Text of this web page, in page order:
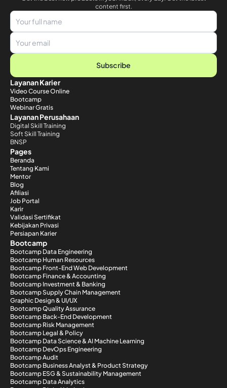
content first.
Subscribe
Layanan Karier
Video Course Online
Bootcamp
Webinar Gratis
Layanan Perusahaan
Digital Skill Training
Soft Skill Training
BNSP
Pages
Beranda
Tentang Kami
Mentor
Blog
Afiliasi
Job Portal
Karir
Validasi Sertifikat
Kebijakan Privasi
Persiapan Karier
Bootcamp
Bootcamp Data Engineering
Bootcamp Human Resources
Bootcamp Front-End Web Development
Bootcamp Finance & Accounting
Bootcamp Investment & Banking
Bootcamp Supply Chain Management
Graphic Design & UI/UX
Bootcamp Quality Assurance
Bootcamp Back-End Development
Bootcamp Risk Management
Bootcamp Legal & Policy
Bootcamp Data Science & AI Machine Learning
Bootcamp DevOps Engineering
Bootcamp Audit
Bootcamp Business Analyst & Product Strategy
Bootcamp ESG & Sustainability Management
Bootcamp Data Analytics